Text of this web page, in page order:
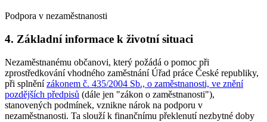
Podpora v nezaměstnanosti
4. Základní informace k životní situaci
Nezaměstnanému občanovi, který požádá o pomoc při
zprostředkování vhodného zaměstnání Úřad práce České republiky,
při splněnízákonem č. 435/2004 Sb., o zaměstnanosti, ve znění
pozdějších předpisů (dále jen "zákon o zaměstnanosti"),
stanovených podmínek, vznikne nárok na podporu v
nezaměstnanosti. Ta slouží k finančnímu překlenutí nezbytné doby